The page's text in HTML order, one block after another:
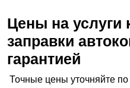
Цены на услуги
заправки
гарантией
Точные цены уточняйте